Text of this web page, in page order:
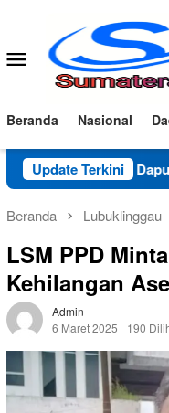
Menu
Mobile
Beranda Nasional
Update Terkini
Dapur SPPG Haza
Beranda Lubuklinggau
LSM PPD
Kehilangan
Admin
6 Maret 2025
190